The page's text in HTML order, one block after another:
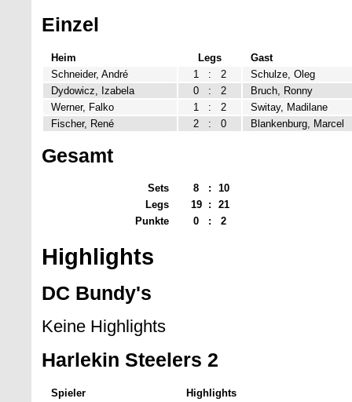
Einzel
Heim Legs
Gast
Schneider, André
1 : 2
Schulze, Oleg
Dydowicz, Izabela
0 : 2
Bruch, Ronny
Werner, Falko
1 : 2
Switay, Madilane
Fischer, René
2 : 0 Blankenburg, Marcel
Gesamt
Sets 8 :
10
Legs
19 :
21
Punkte
0 : 2
Highlights
DC Bundy's
Keine Highlights
Harlekin Steelers 2
Spieler
Highlights